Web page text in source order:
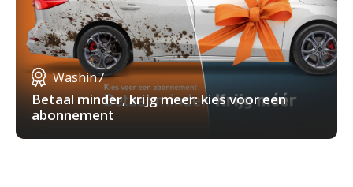
Washin7
Betaal minder, krijg meer: kies voor een
abonnement